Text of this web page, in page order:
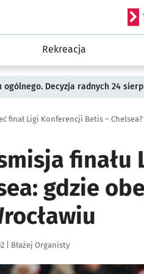
Rekreacja
Decyzja radnych 24
finał Ligi Konferencji Betis – Chelsea?
finału
gdzie
| Autor:
Błażej Organisty